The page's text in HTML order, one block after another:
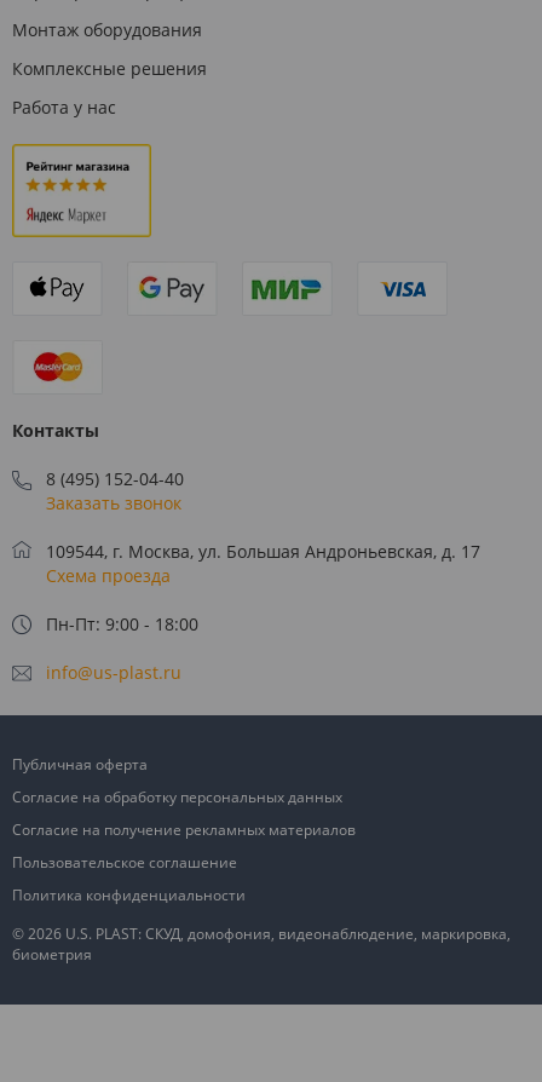
Монтаж оборудования
Комплексные решения
Работа у нас
Контакты
8 (495) 152-04-40
Заказать звонок
109544, г. Москва, ул. Большая Андроньевская, д. 17
Схема проезда
Пн-Пт: 9:00 - 18:00
info@us-plast.ru
© 2026 U.S. PLAST: СКУД, домофония, видеонаблюдение, маркировка,
биометрия
Публичная оферта
Согласие на обработку персональных данных
Согласие на получение рекламных материалов
Пользовательское соглашение
Политика конфиденциальности